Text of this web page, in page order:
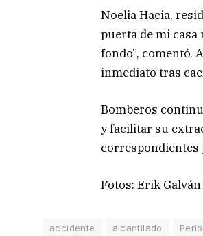
Noelia Hacia,
puerta de mi casa
fondo”, comentó.
inmediato tras
Bomberos
y facilitar su
correspondientes
Fotos: Erik
accidente alcantilado